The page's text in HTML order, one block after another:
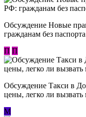
Обсуждение Новые
гражданам без
П П
Обсуждение ​Такси в
цены, легко ли
М